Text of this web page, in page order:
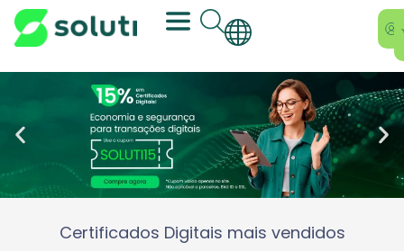
Certificados Digitais mais vendidos